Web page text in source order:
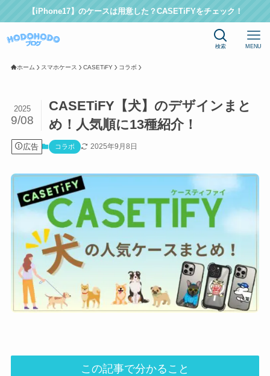
【iPhone17】のケースは用意した？CASETiFYをチェック！
検索 MENU
ホーム スマホケース CASETiFY コラボ
CASETiFY【犬】のデザインまと
め！人気順に13種紹介！
2025
9/08
広告 コラボ 2025年9月8日
この記事で分かること